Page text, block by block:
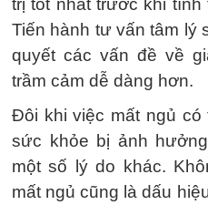
trị tốt nhất trước khi
Tiến hành tư vấn tâm lý
quyết các vấn đề về
trầm cảm dễ dàng hơn.
Đôi khi việc mất ngủ có
sức khỏe bị ảnh
một số lý do khác.
mất ngủ cũng là dấu